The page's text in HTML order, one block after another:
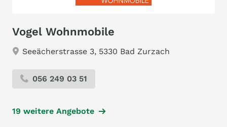
Vogel Wohnmobile
Seeächerstrasse 3, 5330 Bad Zurzach
056 249 03 51
19 weitere Angebote